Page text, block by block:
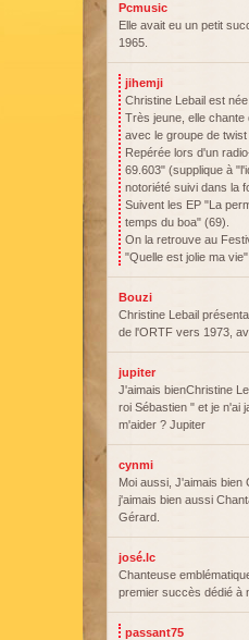
Pcmusic
Elle avait eu un petit
1965.
jihemji
Christine Lebail est
Très jeune, elle
avec le groupe de twist
Repérée lors d'un
69.603" (supplique à
notoriété suivi dans la
Suivent les EP "La
temps du boa" (69).
On la retrouve au
"Quelle est jolie ma
Bouzi
Christine Lebail
de l'ORTF vers 1973,
jupiter
J'aimais bienChristine
roi Sébastien " et je n'ai
m'aider ? Jupiter
cynmi
Moi aussi, J'aimais bien
j'aimais bien aussi
Gérard.
josé.lc
Chanteuse
premier succès dédié à
passant75